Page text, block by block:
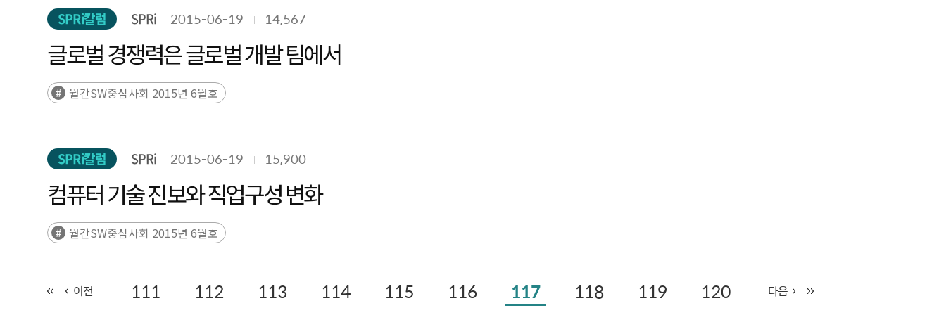
SPRi칼럼 SPRi 2015-06-19 14,567
글로벌 경쟁력은 글로벌 개발 팀에서
월간SW중심사회 2015년 6월호
SPRi칼럼 SPRi 2015-06-19 15,900
컴퓨터 기술 진보와 직업구성 변화
월간SW중심사회 2015년 6월호
이전 111 112 113 114 115 116 117 118 119 120 다음